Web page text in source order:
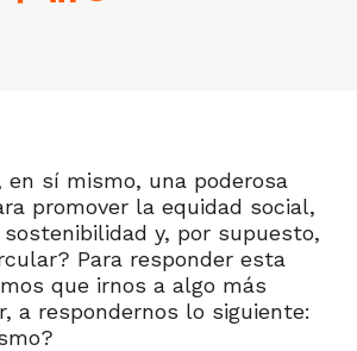
en sí mismo, una poderosa
promover la equidad social,
y, por supuesto,
Para responder esta
que irnos a algo más
a respondernos lo siguiente: